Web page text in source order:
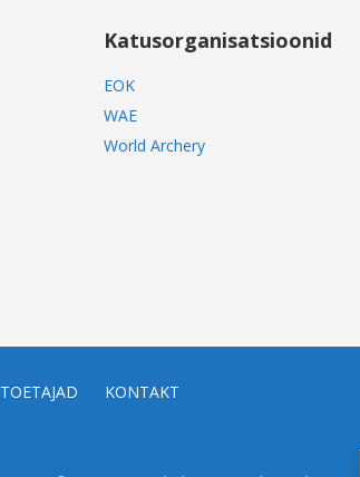
Katusorganisatsioonid
EOK
WAE
World Archery
TOETAJAD KONTAKT